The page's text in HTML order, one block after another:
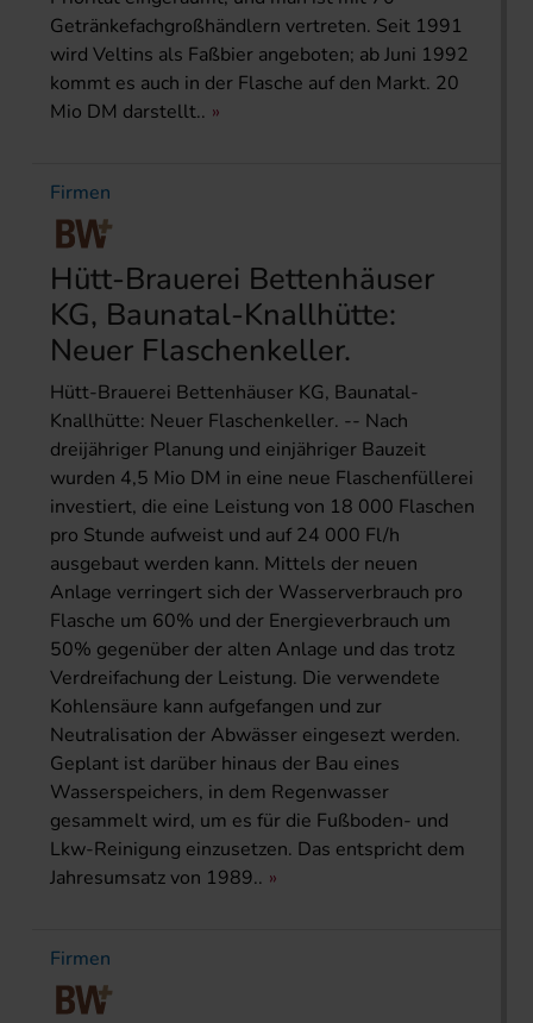
Getränkefachgroßhändlern vertreten. Seit 1991
wird Veltins als Faßbier angeboten; ab Juni 1992
kommt es auch in der Flasche auf den Markt. 20
Mio DM darstellt..
Firmen
Hütt-Brauerei Bettenhäuser
KG, Baunatal-Knallhütte:
Neuer Flaschenkeller.
Hütt-Brauerei Bettenhäuser KG, Baunatal-
Knallhütte: Neuer Flaschenkeller. -- Nach
dreijähriger Planung und einjähriger Bauzeit
wurden 4,5 Mio DM in eine neue Flaschenfüllerei
investiert, die eine Leistung von 18 000 Flaschen
pro Stunde aufweist und auf 24 000 Fl/h
ausgebaut werden kann. Mittels der neuen
Anlage verringert sich der Wasserverbrauch pro
Flasche um 60% und der Energieverbrauch um
50% gegenüber der alten Anlage und das trotz
Verdreifachung der Leistung. Die verwendete
Kohlensäure kann aufgefangen und zur
Neutralisation der Abwässer eingesezt werden.
Geplant ist darüber hinaus der Bau eines
Wasserspeichers, in dem Regenwasser
gesammelt wird, um es für die Fußboden- und
Lkw-Reinigung einzusetzen. Das entspricht dem
Jahresumsatz von 1989..
Firmen